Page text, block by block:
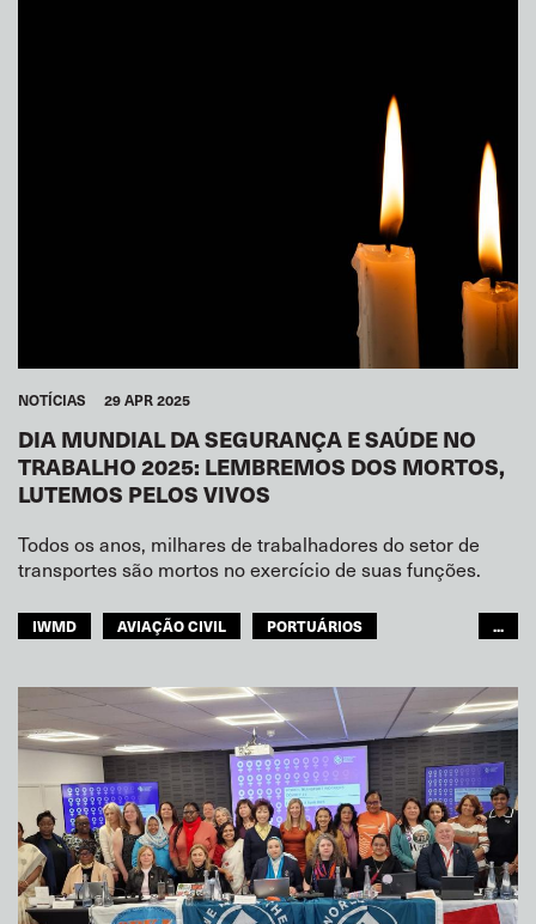
ÁSIA PACÍFICO
ITF AMÉRICAS
NOTÍCIAS 29 APR 2025
DIA MUNDIAL DA SEGURANÇA E SAÚDE NO
TRABALHO 2025: LEMBREMOS DOS MORTOS,
LUTEMOS PELOS VIVOS
Todos os anos, milhares de trabalhadores do setor de
transportes são mortos no exercício de suas funções.
IWMD AVIAÇÃO CIVIL
PORTUÁRIOS
JOINT DOCK AND SEA
FERROVIAS
TRANSPORTE RODOVIÁRIO
GENTE DO MAR
TURISMO
TRANSPORTE URBANO
ARMAZÉNS
MULHERES
JUVENTUDE
SEGURANÇA
GLOBAL
...